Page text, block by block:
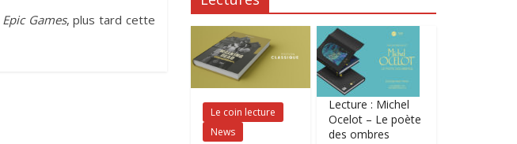
Epic Games, plus tard cette
Le coin lecture
News
Lecture : Michel
Ocelot – Le poète
des ombres